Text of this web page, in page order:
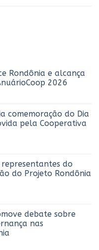
Rondônia e alcança
2026
comemoração do Dia
pela Cooperativa
representantes do
do Projeto Rondônia
debate sobre
nas